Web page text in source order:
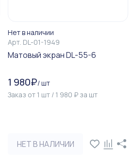
Нет в наличии
Арт. DL-01-1949
Матовый экран DL-55-6
1 980₽/шт
Заказ от 1 шт / 1 980 ₽ за шт
НЕТ В НАЛИЧИИ